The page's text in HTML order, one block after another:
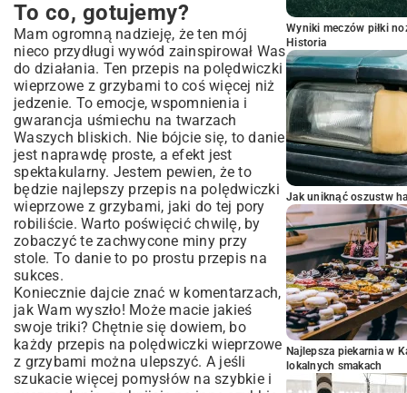
To co, gotujemy?
Mam ogromną nadzieję, że ten mój
nieco przydługi wywód zainspirował Was
do działania. Ten przepis na polędwiczki
wieprzowe z grzybami to coś więcej niż
jedzenie. To emocje, wspomnienia i
gwarancja uśmiechu na twarzach
Waszych bliskich. Nie bójcie się, to danie
jest naprawdę proste, a efekt jest
spektakularny. Jestem pewien, że to
będzie najlepszy przepis na polędwiczki
wieprzowe z grzybami, jaki do tej pory
robiliście. Warto poświęcić chwilę, by
zobaczyć te zachwycone miny przy
stole. To danie to po prostu przepis na
sukces.
Koniecznie dajcie znać w komentarzach,
jak Wam wyszło! Może macie jakieś
swoje triki? Chętnie się dowiem, bo
każdy przepis na polędwiczki wieprzowe
z grzybami można ulepszyć. A jeśli
szukacie więcej pomysłów na szybkie i
Wyniki meczów piłki
Historia
Jak uniknąć oszustw
Najlepsza piekarnia w
lokalnych smakach